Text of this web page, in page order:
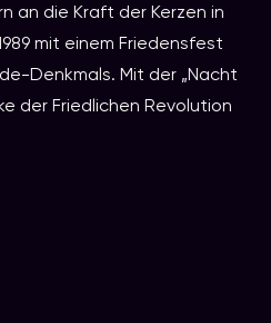
an die Kraft der Kerzen in
mit einem Friedensfest
Denkmals. Mit der „Nacht
der Friedlichen Revolution